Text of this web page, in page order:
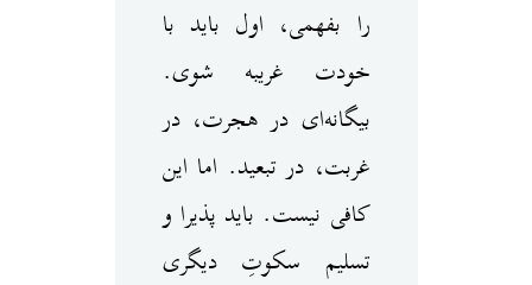
را بفهمی، اول باید با
خودت غریبه شوی.
بیگانه‌ای در هجرت، در
غربت، در تبعید. اما این
کافی نیست. باید پذیرا و
تسلیم سکوتِ دیگری